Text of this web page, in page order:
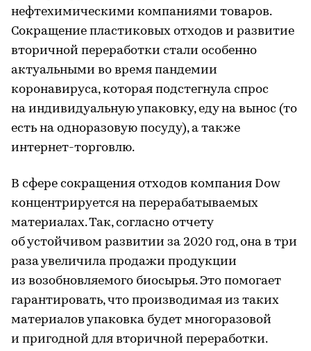
нефтехимическими компаниями товаров.
Сокращение пластиковых отходов и развитие
вторичной переработки стали особенно
актуальными во время пандемии
коронавируса, которая подстегнула спрос
на индивидуальную упаковку, еду на вынос (то
есть на одноразовую посуду), а также
интернет-торговлю.
В сфере сокращения отходов компания Dow
концентрируется на перерабатываемых
материалах. Так, согласно отчету
об устойчивом развитии за 2020 год, она в три
раза увеличила продажи продукции
из возобновляемого биосырья. Это помогает
гарантировать, что производимая из таких
материалов упаковка будет многоразовой
и пригодной для вторичной переработки.